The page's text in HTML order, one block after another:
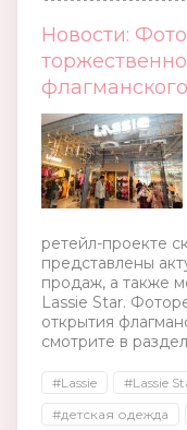
Новости:
ретейл-проекте
представлены
продаж, а также
Lassie Star.
открытия
смотрите в
#Lassie #Lassie
#детская одежда